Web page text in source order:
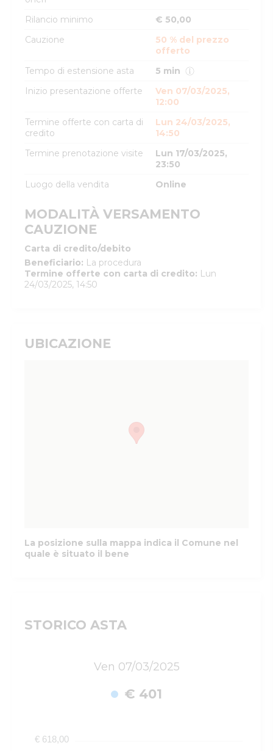
Rilancio minimo
€ 50,00
Cauzione
50 % del prezzo
offerto
Tempo di estensione asta
5 min
Inizio presentazione offerte
Ven 07/03/2025,
12:00
Termine offerte con carta di
credito
Lun 24/03/2025,
14:50
Termine prenotazione visite
Lun 17/03/2025,
23:50
Luogo della vendita
Online
MODALITÀ VERSAMENTO
CAUZIONE
Carta di credito/debito
Beneficiario: La procedura
Termine offerte con carta di credito: Lun
24/03/2025, 14:50
UBICAZIONE
La posizione sulla mappa indica il Comune nel
quale è situato il bene
STORICO ASTA
Ven 07/03/2025
€ 401
€ 618,00